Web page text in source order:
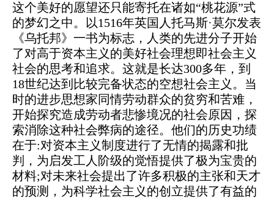
这个美好的愿望还只能寄托在诸如“桃花源”式
的梦幻之中。以1516年英国人托马斯·莫尔发表
《乌托邦》一书为标志，人类的先进分子开始
了对高于资本主义的美好社会理想即社会主义
社会的思考和追求。这就是长达300多年，到
18世纪达到比较完备状态的空想社会主义。当
时的进步思想家同情劳动群众的贫穷和苦难，
开始探究造成劳动者悲惨境况的社会原因，探
索消除这种社会弊病的途径。他们的历史功绩
在于:对资本主义制度进行了无情的揭露和批
判，为启发工人阶级的觉悟提供了极为宝贵的
材料;对未来社会提出了许多积极的主张和天才
的预测，为科学社会主义的创立提供了有益的